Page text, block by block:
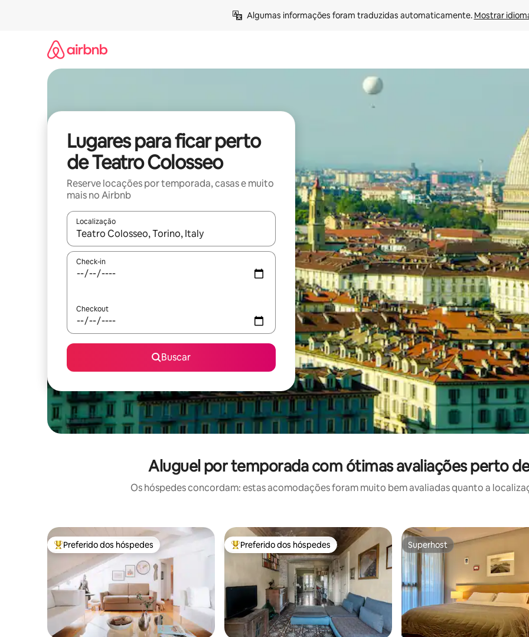
Algumas informações foram traduzidas automaticamente. Mostrar
Lugares para ficar perto
de Teatro Colosseo
Reserve locações por temporada, casas e muito
mais no Airbnb
Localização
Quando os resultados estiverem disponíveis, explore-os usando as seta para cima e para baixo do teclado ou tocando
Check-in
Checkout
Buscar
Aluguel por temporada com ótimas avaliações perto
Os hóspedes concordam: estas acomodações foram muito bem avaliadas quanto a
Entre os melhores preferidos dos hóspedes
Preferido dos hóspedes Entre os melhores preferidos dos hóspedes
Preferido dos hóspedes Superhost
Superhost